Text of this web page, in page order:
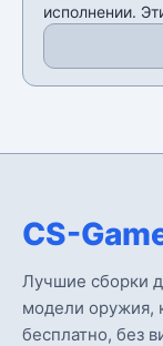
исполнении.
CS-
Лучшие сборки
модели оружия,
бесплатно, без